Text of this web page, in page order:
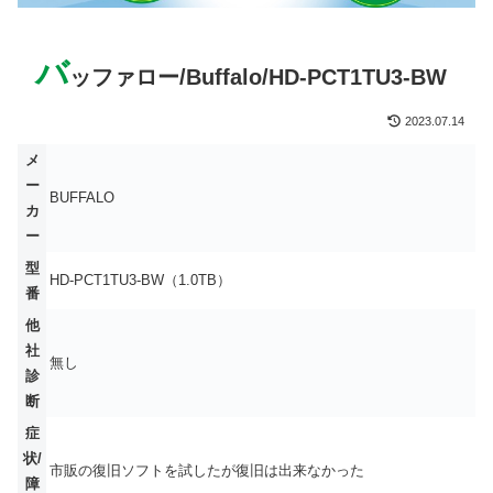
バッファロー/Buffalo/HD-PCT1TU3-BW
2023.07.14
メ
ー
カ
ー
BUFFALO
型
番
HD-PCT1TU3-BW（1.0TB）
他
社
診
断
無し
症
状/
障
市販の復旧ソフトを試したが復旧は出来なかった